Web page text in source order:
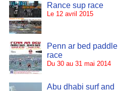
Rance sup race
Le 12 avril 2015
Penn ar bed paddle
race
Du 30 au 31 mai 2014
Abu dhabi surf and